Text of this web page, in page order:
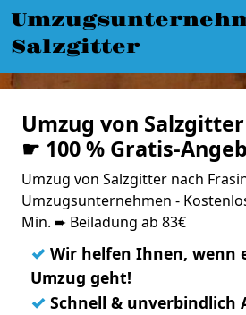
Salzgitter
Umzug von
☛ 100 % Gratis-
Umzug von Salzgitter nach
Umzugsunternehmen -
Min. ➨ Beiladung ab 83€
✓ Wir helfen Ihnen, wenn
Umzug geht!
✓ Schnell & unverbindlich